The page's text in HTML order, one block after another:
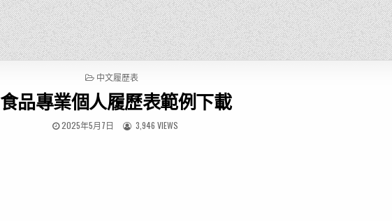
P
S
E
中文履歷表
食品專業個人履歷表範例下載
2025年5月7日 3,946 VIEWS